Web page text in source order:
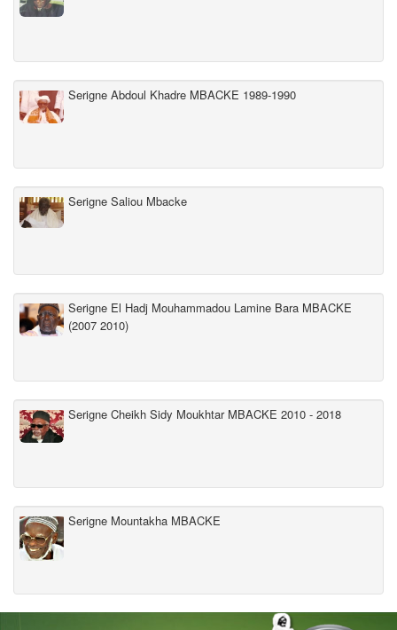
Serigne Abdoul Khadre MBACKE 1989-1990
Serigne Saliou Mbacke
Serigne El Hadj Mouhammadou Lamine Bara MBACKE
(2007 2010)
Serigne Cheikh Sidy Moukhtar MBACKE 2010 - 2018
Serigne Mountakha MBACKE